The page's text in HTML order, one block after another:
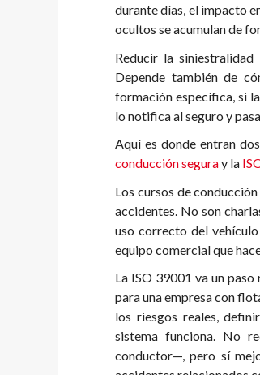
durante días, el impacto
ocultos se acumulan de
Reducir la
Depende también de
formación específica, si
lo notifica al seguro y
Aquí es donde entran
conducción seguray la
Los cursos de
accidentes. No son
uso correcto del
equipo comercial que
La ISO 39001 va un
para una empresa con
los riesgos reales,
sistema funciona. No
conductor—, pero sí